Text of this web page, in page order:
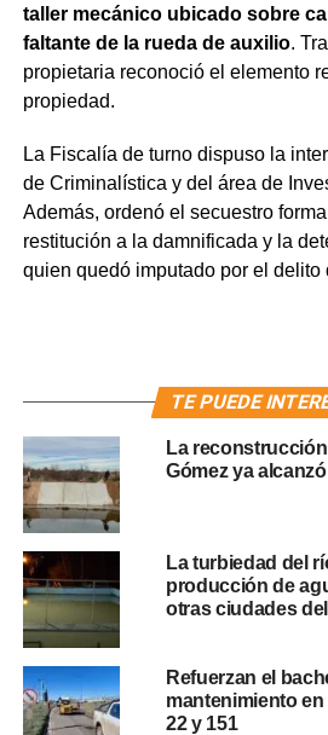
taller mecánico ubicado sobre
faltante de la rueda de auxilio.
propietaria reconoció el elemento
propiedad.
La Fiscalía de turno dispuso la
de Criminalística y del área de
Además, ordenó el secuestro
restitución a la damnificada y la
quien quedó imputado por el delito
TE PUEDE
La
Gómez ya
La turbiedad del
producción de
otras ciudades
Refuerzan el
mantenimiento
22 y 151